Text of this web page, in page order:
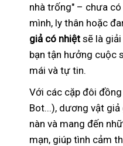
nhà trống" – chưa
mình, ly thân hoặc
giả có nhiệt sẽ là
bạn tận hưởng cuộc
mái và tự tin.
Với các cặp đôi đồng
Bot...), dương vật
nàn và mang đến
mạn, giúp tình cảm